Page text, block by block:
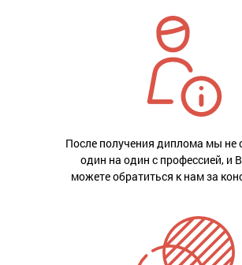
После получения диплома мы не
один на один с профессией, и
можете обратиться к нам за